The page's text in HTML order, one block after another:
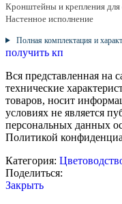
Кронштейны и крепления для
Настенное исполнение
Полная комплектация и
получить кп
Вся представленная на
технические
товаров, носит
условиях не является
персональных данных
Политикой
Категория:
Поделиться:
Закрыть